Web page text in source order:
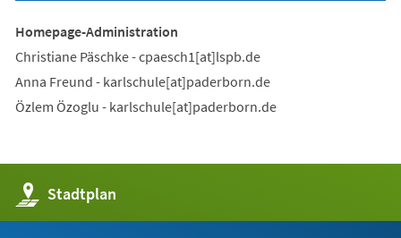
Homepage-Administration
Christiane Päschke - cpaesch1[at]lspb.de
Anna Freund - karlschule[at]paderborn.de
Özlem Özoglu - karlschule[at]paderborn.de
Stadtplan
(Öffnet
in
einem